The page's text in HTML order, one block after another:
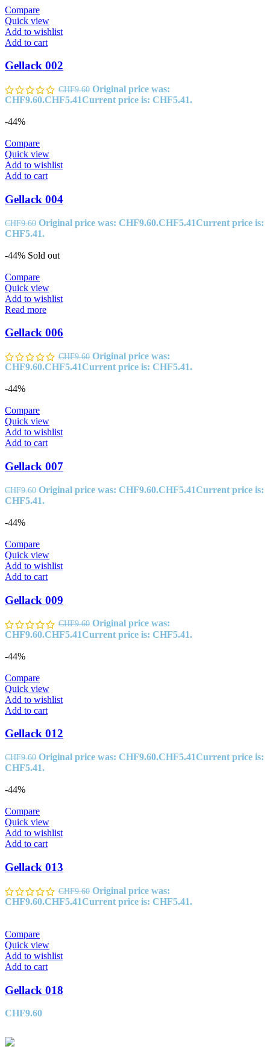
Compare
Quick view
Add to wishlist
Add to cart
Gellack 002
CHF9.60 Original price was:
CHF9.60.CHF5.41Current price is: CHF5.41.
-44%
Compare
Quick view
Add to wishlist
Add to cart
Gellack 004
CHF9.60 Original price was: CHF9.60.CHF5.41Current price is:
CHF5.41.
-44% Sold out
Compare
Quick view
Add to wishlist
Read more
Gellack 006
CHF9.60 Original price was:
CHF9.60.CHF5.41Current price is: CHF5.41.
-44%
Compare
Quick view
Add to wishlist
Add to cart
Gellack 007
CHF9.60 Original price was: CHF9.60.CHF5.41Current price is:
CHF5.41.
-44%
Compare
Quick view
Add to wishlist
Add to cart
Gellack 009
CHF9.60 Original price was:
CHF9.60.CHF5.41Current price is: CHF5.41.
-44%
Compare
Quick view
Add to wishlist
Add to cart
Gellack 012
CHF9.60 Original price was: CHF9.60.CHF5.41Current price is:
CHF5.41.
-44%
Compare
Quick view
Add to wishlist
Add to cart
Gellack 013
CHF9.60 Original price was:
CHF9.60.CHF5.41Current price is: CHF5.41.
Compare
Quick view
Add to wishlist
Add to cart
Gellack 018
CHF9.60